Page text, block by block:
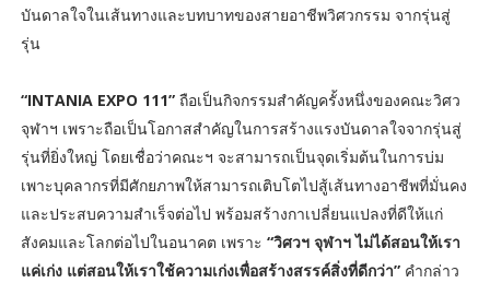
บันดาลใจในเส้นทางและบทบาทของสายอาชีพวิศวกรรม จากรุ่นสู่
รุ่น
“INTANIA EXPO 111”ถือเป็นกิจกรรมสำคัญครั้งหนึ่งของคณะวิศว
จุฬาฯ เพราะถือเป็นโอกาสสำคัญในการสร้างแรงบันดาลใจจากรุ่นสู่
รุ่นที่ยิ่งใหญ่ โดยเชื่อว่าคณะฯ จะสามารถเป็นจุดเริ่มต้นในการบ่ม
เพาะบุคลากรที่มีศักยภาพให้สามารถเติบโตไปสู้เส้นทางอาชีพที่มั่นคง
และประสบความสำเร็จต่อไป พร้อมสร้างกาเปลี่ยนแปลงที่ดีให้แก่
สังคมและโลกต่อไปในอนาคต เพราะ “วิศวฯ จุฬาฯ ไม่ได้สอนให้เรา
แค่เก่ง แต่สอนให้เราใช้ความเก่งเพื่อสร้างสรรค์สิ่งที่ดีกว่า”คำกล่าว